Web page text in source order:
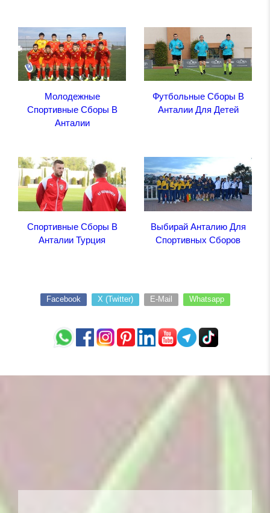
Молодежные
Спортивные Сборы В
Анталии
Футбольные Сборы В
Анталии Для Детей
Спортивные Сборы В
Анталии Турция
Выбирай Анталию Для
Спортивных Сборов
Facebook X (Twitter) E-Mail Whatsapp